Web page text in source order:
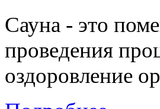
Сауна - это
проведения
оздоровление